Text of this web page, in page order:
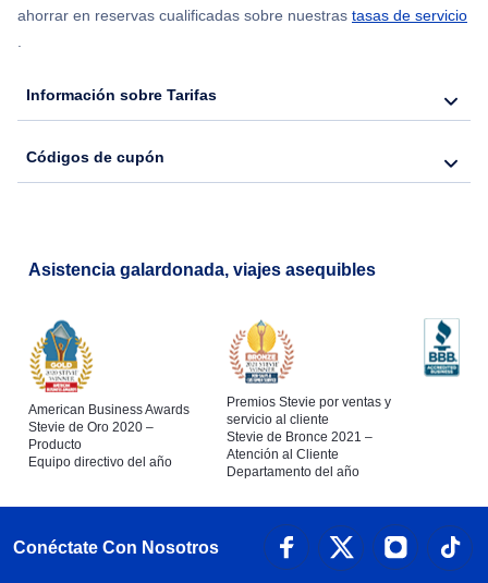
Flights from Nueva York to Hong Kong
ahorrar en reservas cualificadas sobre nuestras tasas de servicio
.
Información sobre Tarifas
Códigos de cupón
Asistencia galardonada, viajes asequibles
American Business Awards
Stevie de Oro 2020 –
Producto
Equipo directivo del año
Premios Stevie por ventas y
servicio al cliente
Stevie de Bronce 2021 –
Atención al Cliente
Departamento del año
Conéctate Con Nosotros